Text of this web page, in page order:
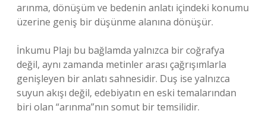
arınma, dönüşüm ve bedenin anlatı içindeki konumu
üzerine geniş bir düşünme alanına dönüşür.
İnkumu Plajı bu bağlamda yalnızca bir coğrafya
değil, aynı zamanda metinler arası çağrışımlarla
genişleyen bir anlatı sahnesidir. Duş ise yalnızca
suyun akışı değil, edebiyatın en eski temalarından
biri olan “arınma”nın somut bir temsilidir.